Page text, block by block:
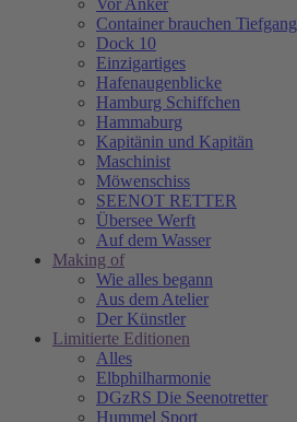
Vor Anker
Container brauchen Tiefgang
Dock 10
Einzigartiges
Hafenaugen­blicke
Hamburg Schiffchen
Hammaburg
Kapitänin und Kapitän
Maschinist
Möwenschiss
SEENOT RETTER
Übersee Werft
Auf dem Wasser
Making of
Wie alles begann
Aus dem Atelier
Der Künstler
Limitierte Editionen
Alles
Elbphilharmonie
DGzRS Die Seenotretter
Hummel Sport